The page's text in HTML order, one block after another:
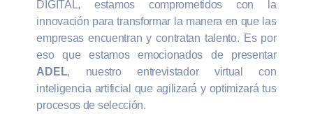
DIGITAL, estamos comprometidos con la
innovación para transformar la manera en que las
empresas encuentran y contratan talento. Es por
eso que estamos emocionados de presentar
ADEL, nuestro entrevistador virtual con
inteligencia artificial que agilizará y optimizará tus
procesos de selección.